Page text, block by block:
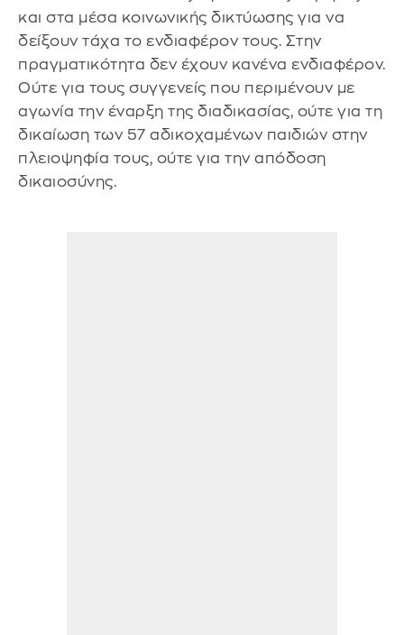
και στα μέσα κοινωνικής δικτύωσης για να
δείξουν τάχα το ενδιαφέρον τους. Στην
πραγματικότητα δεν έχουν κανένα ενδιαφέρον.
Ούτε για τους συγγενείς που περιμένουν με
αγωνία την έναρξη της διαδικασίας, ούτε για τη
δικαίωση των 57 αδικοχαμένων παιδιών στην
πλειοψηφία τους, ούτε για την απόδοση
δικαιοσύνης.